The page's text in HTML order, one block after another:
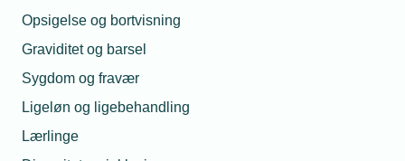
Opsigelse og bortvisning
Graviditet og barsel
Sygdom og fravær
Ligeløn og ligebehandling
Lærlinge
Publiceret: 02. jul. 2026